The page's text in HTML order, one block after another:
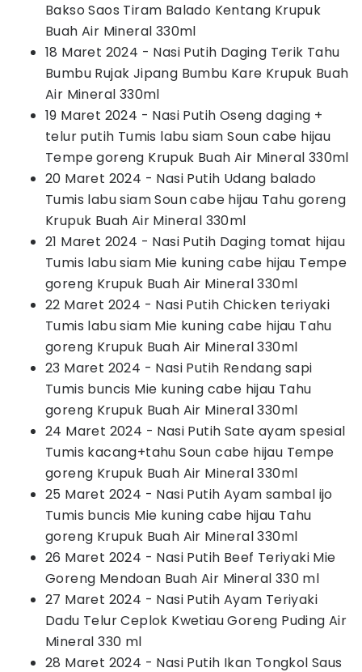
Bakso Saos Tiram Balado Kentang Krupuk
Buah Air Mineral 330ml
18 Maret 2024 - Nasi Putih Daging Terik Tahu
Bumbu Rujak Jipang Bumbu Kare Krupuk Buah
Air Mineral 330ml
19 Maret 2024 - Nasi Putih Oseng daging +
telur putih Tumis labu siam Soun cabe hijau
Tempe goreng Krupuk Buah Air Mineral 330ml
20 Maret 2024 - Nasi Putih Udang balado
Tumis labu siam Soun cabe hijau Tahu goreng
Krupuk Buah Air Mineral 330ml
21 Maret 2024 - Nasi Putih Daging tomat hijau
Tumis labu siam Mie kuning cabe hijau Tempe
goreng Krupuk Buah Air Mineral 330ml
22 Maret 2024 - Nasi Putih Chicken teriyaki
Tumis labu siam Mie kuning cabe hijau Tahu
goreng Krupuk Buah Air Mineral 330ml
23 Maret 2024 - Nasi Putih Rendang sapi
Tumis buncis Mie kuning cabe hijau Tahu
goreng Krupuk Buah Air Mineral 330ml
24 Maret 2024 - Nasi Putih Sate ayam spesial
Tumis kacang+tahu Soun cabe hijau Tempe
goreng Krupuk Buah Air Mineral 330ml
25 Maret 2024 - Nasi Putih Ayam sambal ijo
Tumis buncis Mie kuning cabe hijau Tahu
goreng Krupuk Buah Air Mineral 330ml
26 Maret 2024 - Nasi Putih Beef Teriyaki Mie
Goreng Mendoan Buah Air Mineral 330 ml
27 Maret 2024 - Nasi Putih Ayam Teriyaki
Dadu Telur Ceplok Kwetiau Goreng Puding Air
Mineral 330 ml
28 Maret 2024 - Nasi Putih Ikan Tongkol Saus